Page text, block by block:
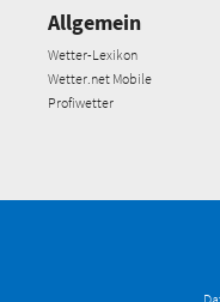
Allgemein
Wetter-Lexikon
Wetter.net Mobile
Profiwetter